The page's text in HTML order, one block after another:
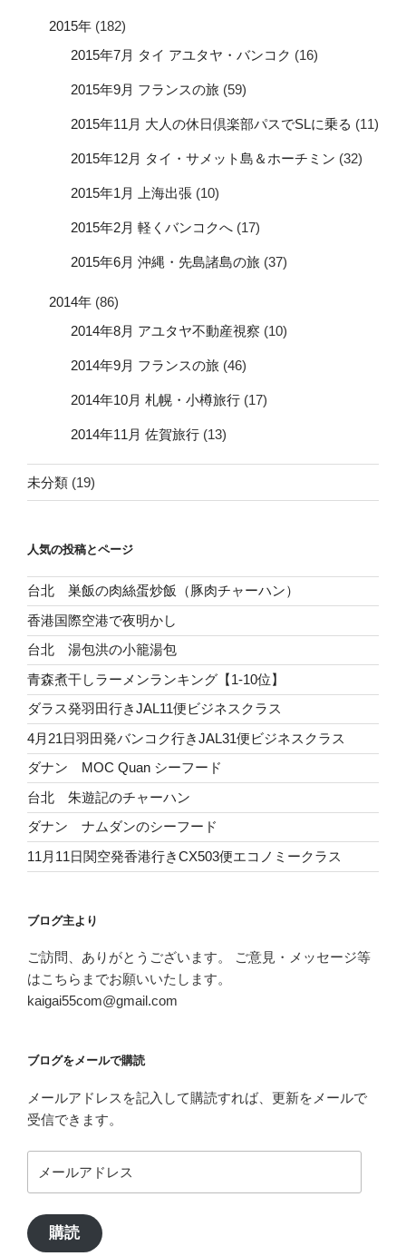
2015年 (182)
2015年7月 タイ アユタヤ・バンコク (16)
2015年9月 フランスの旅 (59)
2015年11月 大人の休日倶楽部パスでSLに乗る (11)
2015年12月 タイ・サメット島＆ホーチミン (32)
2015年1月 上海出張 (10)
2015年2月 軽くバンコクへ (17)
2015年6月 沖縄・先島諸島の旅 (37)
2014年 (86)
2014年8月 アユタヤ不動産視察 (10)
2014年9月 フランスの旅 (46)
2014年10月 札幌・小樽旅行 (17)
2014年11月 佐賀旅行 (13)
未分類 (19)
人気の投稿とページ
台北 巣飯の肉絲蛋炒飯（豚肉チャーハン）
香港国際空港で夜明かし
台北 湯包洪の小籠湯包
青森煮干しラーメンランキング【1-10位】
ダラス発羽田行きJAL11便ビジネスクラス
4月21日羽田発バンコク行きJAL31便ビジネスクラス
ダナン MOC Quan シーフード
台北 朱遊記のチャーハン
ダナン ナムダンのシーフード
11月11日関空発香港行きCX503便エコノミークラス
ブログ主より
ご訪問、ありがとうございます。 ご意見・メッセージ等
はこちらまでお願いいたします。
kaigai55com@gmail.com
ブログをメールで購読
メールアドレスを記入して購読すれば、更新をメールで
受信できます。
ー
ア
ド
購読